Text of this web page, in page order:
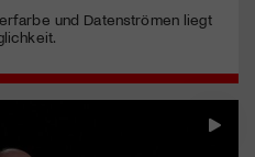
und Datenströmen liegt